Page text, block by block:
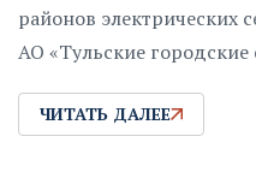
районов электрических
АО «Тульские городские
ЧИТАТЬ ДАЛЕЕ